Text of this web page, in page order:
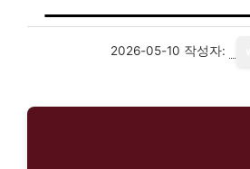
2026-05-10 작성자: